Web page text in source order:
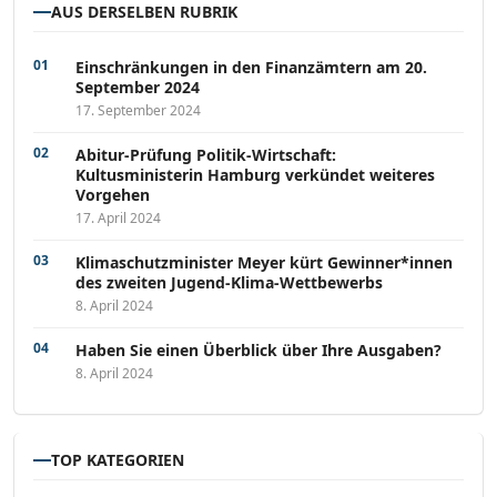
AUS DERSELBEN RUBRIK
Einschränkungen in den Finanzämtern am 20.
September 2024
17. September 2024
Abitur-Prüfung Politik-Wirtschaft:
Kultusministerin Hamburg verkündet weiteres
Vorgehen
17. April 2024
Klimaschutzminister Meyer kürt Gewinner*innen
des zweiten Jugend-Klima-Wettbewerbs
8. April 2024
Haben Sie einen Überblick über Ihre Ausgaben?
8. April 2024
TOP KATEGORIEN